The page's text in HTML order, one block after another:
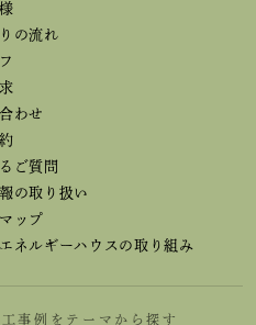
の流れ
わせ
ご質問
の取り扱い
ップ
ネルギーハウスの取り組み
事例をテーマから探す